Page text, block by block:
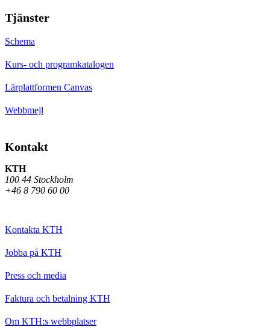
Tjänster
Schema
Kurs- och programkatalogen
Lärplattformen Canvas
Webbmejl
Kontakt
KTH
100 44 Stockholm
+46 8 790 60 00
Kontakta KTH
Jobba på KTH
Press och media
Faktura och betalning KTH
Om KTH:s webbplatser